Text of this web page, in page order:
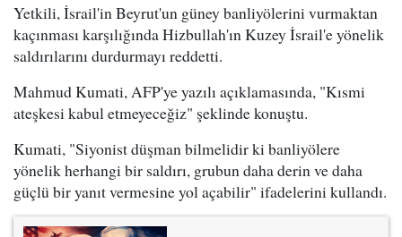
Yetkili, İsrail'in Beyrut'un güney banliyölerini vurmaktan
kaçınması karşılığında Hizbullah'ın Kuzey İsrail'e yönelik
saldırılarını durdurmayı reddetti.
Mahmud Kumati, AFP'ye yazılı açıklamasında, "Kısmi
ateşkesi kabul etmeyeceğiz" şeklinde konuştu.
Kumati, "Siyonist düşman bilmelidir ki banliyölere
yönelik herhangi bir saldırı, grubun daha derin ve daha
güçlü bir yanıt vermesine yol açabilir" ifadelerini kullandı.